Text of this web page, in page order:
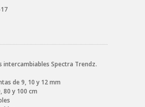
intercambiables Spectra Trendz.
de 9, 10 y 12 mm
80 y 100 cm